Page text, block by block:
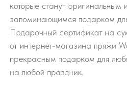
которые станут оригинальным
запоминающимся подарком
Подарочный сертификат на
от интернет-магазина пряжи
прекрасным подарком для
на любой праздник.